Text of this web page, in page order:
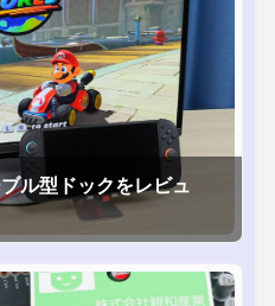
ル型ドックをレビュ